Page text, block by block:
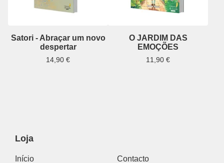
Satori - Abraçar um novo
despertar
14,90 €
O JARDIM DAS
EMOÇÕES
11,90 €
Loja
Início Contacto